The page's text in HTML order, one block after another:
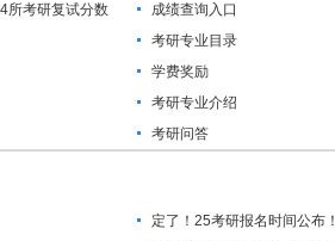
所考研复试分数
成绩查询入口
考研专业目录
学费奖励
考研专业介绍
考研问答
定了！25考研报名时间公布！